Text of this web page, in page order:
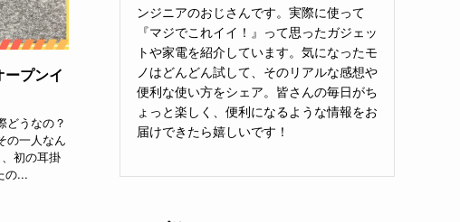
プンイ
どうなの？
の一人なん
初の耳掛
の...
ンジニアのおじさんです。実際に使って
『マジでこれイイ！』って思ったガジェッ
トや家電を紹介しています。気になったモ
ノはどんどん試して、そのリアルな感想や
便利な使い方をシェア。皆さんの毎日がち
ょっと楽しく、便利になるような情報をお
届けできたら嬉しいです！